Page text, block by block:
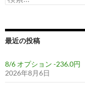
索:
最近の投稿
8/6 オプション -236.0円
2026年8月6日